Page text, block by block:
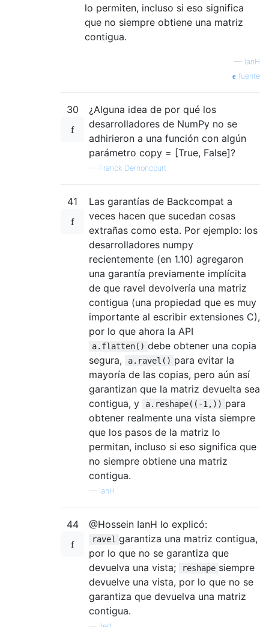
lo permiten, incluso si eso significa
que no siempre obtiene una matriz
contigua.
— IanH
fuente
30
¿Alguna idea de por qué los
desarrolladores de NumPy no se
adhirieron a una función con algún
parámetro copy = [True, False]?
— Franck Dernoncourt
41
Las garantías de Backcompat a
veces hacen que sucedan cosas
extrañas como esta. Por ejemplo: los
desarrolladores numpy
recientemente (en 1.10) agregaron
una garantía previamente implícita
de que ravel devolvería una matriz
contigua (una propiedad que es muy
importante al escribir extensiones C),
por lo que ahora la API
a.flatten() debe obtener una copia
segura,
a.ravel() para evitar la
mayoría de las copias, pero aún así
garantizan que la matriz devuelta sea
contigua, y
a.reshape((-1,)) para
obtener realmente una vista siempre
que los pasos de la matriz lo
permitan, incluso si eso significa que
no siempre obtiene una matriz
contigua.
— IanH
44 @Hossein IanH lo explicó:
ravel garantiza una matriz contigua,
por lo que no se garantiza que
devuelva una vista;
reshape siempre
devuelve una vista, por lo que no se
garantiza que devuelva una matriz
contigua.